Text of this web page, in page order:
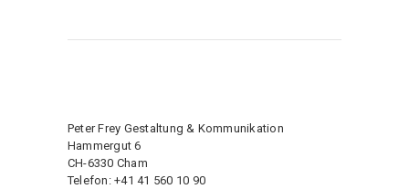
Peter Frey Gestaltung & Kommunikation
Hammergut 6
CH-6330 Cham
Telefon: +41 41 560 10 90